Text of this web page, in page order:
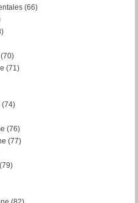
(66)
(71)
(74)
(76)
(77)